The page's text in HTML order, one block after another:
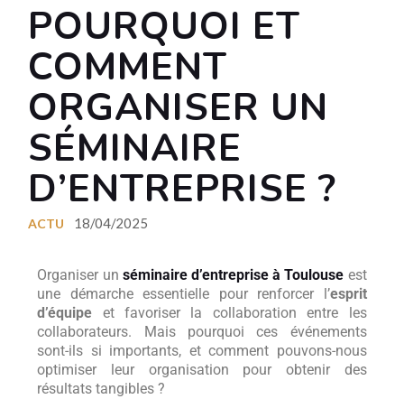
POURQUOI ET
COMMENT
ORGANISER UN
SÉMINAIRE
D’ENTREPRISE ?
ACTU 18/04/2025
Organiser un séminaire d’entreprise à Toulouse est
une démarche essentielle pour renforcer l’esprit
d’équipe et favoriser la collaboration entre les
collaborateurs. Mais pourquoi ces événements
sont-ils si importants, et comment pouvons-nous
optimiser leur organisation pour obtenir des
résultats tangibles ?